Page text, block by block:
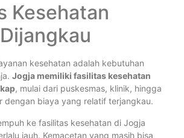
Kesehatan
kesehatan adalah kebutuhan
Jogja memiliki fasilitas kesehatan
, mulai dari puskesmas, klinik, hingga
dengan biaya yang relatif terjangkau.
ke fasilitas kesehatan di Jogja
jauh. Kemacetan yang masih bisa